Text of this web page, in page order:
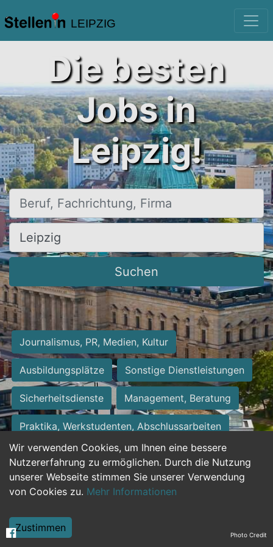
LEIPZIG
Wir verwenden Cookies, um Ihnen eine bessere
Nutzererfahrung zu ermöglichen. Durch die Nutzung
unserer Webseite stimmen Sie unserer Verwendung
von Cookies zu. Mehr Informationen
Zustimmen
Die besten
Jobs in
Leipzig!
Beruf, Fachrichtung, Firma
Ort, Stadt
Suchen
Journalismus, PR, Medien, Kultur
Ausbildungsplätze Sonstige Dienstleistungen
Sicherheitsdienste Management, Beratung
Praktika, Werkstudenten, Abschlussarbeiten
Personalwesen Assistenz, Sekretariat
Hilfskräfte, Aushilfs- und Nebenjobs
Weiterbildung, Studium, duale Ausbildung Photo Credit